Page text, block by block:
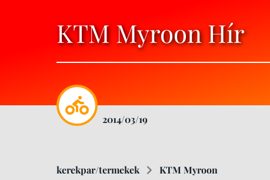
KTM Myroon Hír
2014/03/19
kerekpar/termekek KTM Myroon